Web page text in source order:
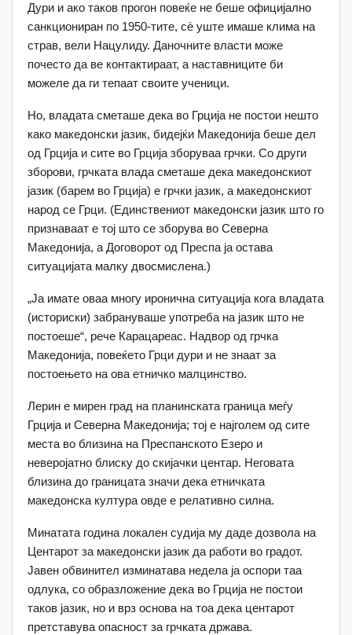
Дури и ако таков прогон повеќе не беше официјално
санкциониран по 1950-тите, сè уште имаше клима на
страв, вели Нацулиду. Даночните власти може
почесто да ве контактираат, а наставниците би
можеле да ги тепаат своите ученици.
Но, владата сметаше дека во Грција не постои нешто
како македонски јазик, бидејќи Македонија беше дел
од Грција и сите во Грција зборуваа грчки. Со други
зборови, грчката влада сметаше дека македонскиот
јазик (барем во Грција) е грчки јазик, а македонскиот
народ се Грци. (Единствениот македонски јазик што го
признаваат е тој што се зборува во Северна
Македонија, а Договорот од Преспа ја остава
ситуацијата малку двосмислена.)
„Ја имате оваа многу иронична ситуација кога владата
(историски) забрануваше употреба на јазик што не
постоеше“, рече Карацареас. Надвор од грчка
Македонија, повеќето Грци дури и не знаат за
постоењето на ова етничко малцинство.
Лерин е мирен град на планинската граница меѓу
Грција и Северна Македонија; тој е најголем од сите
места во близина на Преспанското Езеро и
неверојатно блиску до скијачки центар. Неговата
близина до границата значи дека етничката
македонска култура овде е релативно силна.
Минатата година локален судија му даде дозвола на
Центарот за македонски јазик да работи во градот.
Јавен обвинител изминатава недела ја оспори таа
одлука, со образложение дека во Грција не постои
таков јазик, но и врз основа на тоа дека центарот
претставува опасност за грчката држава.